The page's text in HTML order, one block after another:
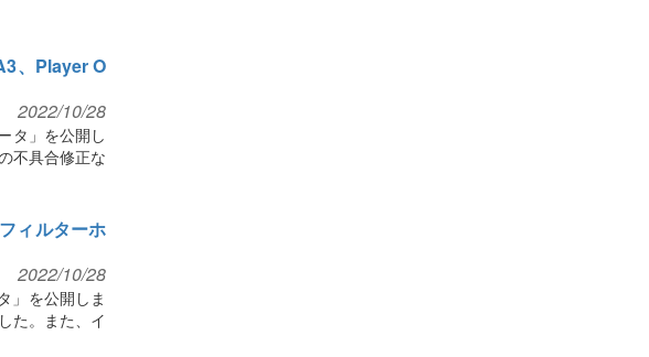
、Player O
2022/10/28
タ」を公開し
不具合修正な
ィルターホ
2022/10/28
」を公開しま
た。また、イ